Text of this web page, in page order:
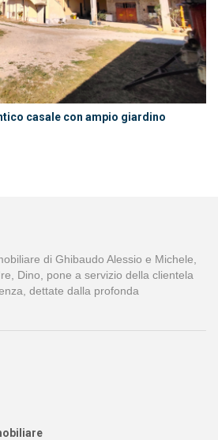
casale con ampio giardino
di Ghibaudo Alessio e Michele,
Dino, pone a servizio della clientela
dettate dalla profonda